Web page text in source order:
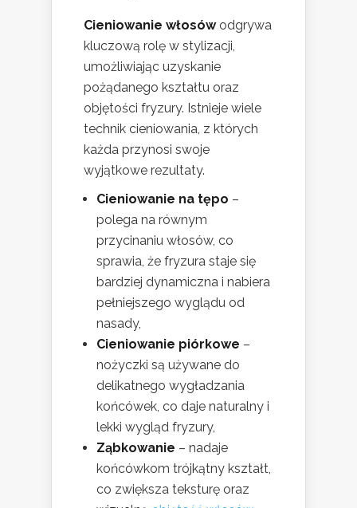
Cieniowanie włosówodgrywa
kluczową rolę w stylizacji,
umożliwiając uzyskanie
pożądanego kształtu oraz
objętości fryzury. Istnieje wiele
technik cieniowania, z których
każda przynosi swoje
wyjątkowe rezultaty.
Cieniowanie na tępo –
polega na równym
przycinaniu włosów, co
sprawia, że fryzura staje się
bardziej dynamiczna i nabiera
pełniejszego wyglądu od
nasady,
Cieniowanie piórkowe –
nożyczki są używane do
delikatnego wygładzania
końcówek, co daje naturalny i
lekki wygląd fryzury,
Ząbkowanie – nadaje
końcówkom trójkątny kształt,
co zwiększa teksturę oraz